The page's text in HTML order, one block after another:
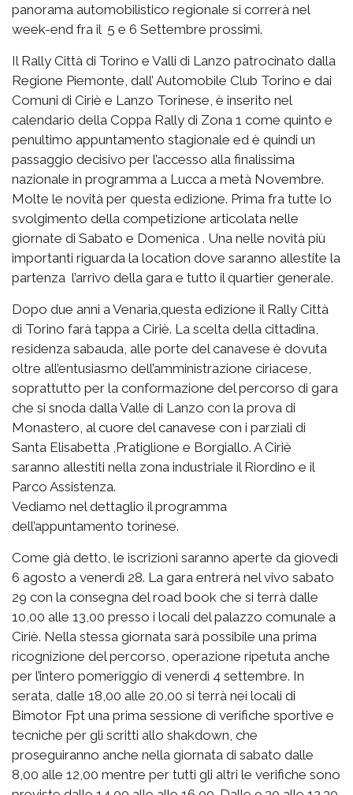
panorama automobilistico regionale si correrà nel
week-end fra il 5 e 6 Settembre prossimi.
Il Rally Città di Torino e Valli di Lanzo patrocinato dalla
Regione Piemonte, dall’ Automobile Club Torino e dai
Comuni di Ciriè e Lanzo Torinese, è inserito nel
calendario della Coppa Rally di Zona 1 come quinto e
penultimo appuntamento stagionale ed è quindi un
passaggio decisivo per l’accesso alla finalissima
nazionale in programma a Lucca a metà Novembre.
Molte le novità per questa edizione. Prima fra tutte lo
svolgimento della competizione articolata nelle
giornate di Sabato e Domenica . Una nelle novità più
importanti riguarda la location dove saranno allestite la
partenza l’arrivo della gara e tutto il quartier generale.
Dopo due anni a Venaria,questa edizione il Rally Città
di Torino farà tappa a Ciriè. La scelta della cittadina,
residenza sabauda, alle porte del canavese è dovuta
oltre all’entusiasmo dell’amministrazione ciriacese,
soprattutto per la conformazione del percorso di gara
che si snoda dalla Valle di Lanzo con la prova di
Monastero, al cuore del canavese con i parziali di
Santa Elisabetta ,Pratiglione e Borgiallo. A Ciriè
saranno allestiti nella zona industriale il Riordino e il
Parco Assistenza.
Vediamo nel dettaglio il programma
dell’appuntamento torinese.
Come già detto, le iscrizioni saranno aperte da giovedì
6 agosto a venerdì 28. La gara entrerà nel vivo sabato
29 con la consegna del road book che si terrà dalle
10,00 alle 13,00 presso i locali del palazzo comunale a
Ciriè. Nella stessa giornata sarà possibile una prima
ricognizione del percorso, operazione ripetuta anche
per l’intero pomeriggio di venerdì 4 settembre. In
serata, dalle 18,00 alle 20,00 si terrà nei locali di
Bimotor Fpt una prima sessione di verifiche sportive e
tecniche per gli scritti allo shakdown, che
proseguiranno anche nella giornata di sabato dalle
8,00 alle 12,00 mentre per tutti gli altri le verifiche sono